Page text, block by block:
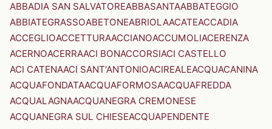
ABBADIA SAN SALVATOREABBASANTAABBATEGGIO
ABBIATEGRASSOABETONEABRIOLAACATEACCADIA
ACCEGLIOACCETTURAACCIANOACCUMOLIACERENZA
ACERNOACERRAACI BONACCORSIACI CASTELLO
ACI CATENAACI SANT'ANTONIOACIREALEACQUACANINA
ACQUAFONDATAACQUAFORMOSAACQUAFREDDA
ACQUALAGNAACQUANEGRA CREMONESE
ACQUANEGRA SUL CHIESEACQUAPENDENTE